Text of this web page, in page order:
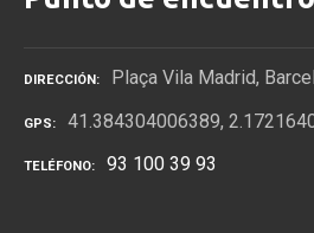
DIRECCIÓN Plaça Vila Madrid,
GPS 41.384304006389,
TELÉFONO 93 100 39 93